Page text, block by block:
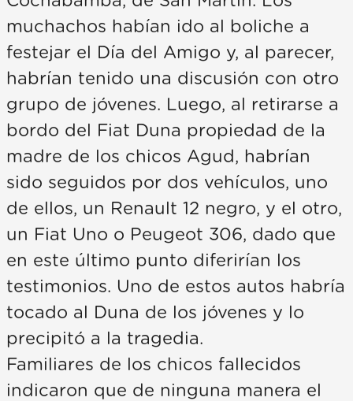
muchachos habían ido al boliche a
festejar el Día del Amigo y, al parecer,
habrían tenido una discusión con otro
grupo de jóvenes. Luego, al retirarse a
bordo del Fiat Duna propiedad de la
madre de los chicos Agud, habrían
sido seguidos por dos vehículos, uno
de ellos, un Renault 12 negro, y el otro,
un Fiat Uno o Peugeot 306, dado que
en este último punto diferirían los
testimonios. Uno de estos autos habría
tocado al Duna de los jóvenes y lo
precipitó a la tragedia.
Familiares de los chicos fallecidos
indicaron que de ninguna manera el